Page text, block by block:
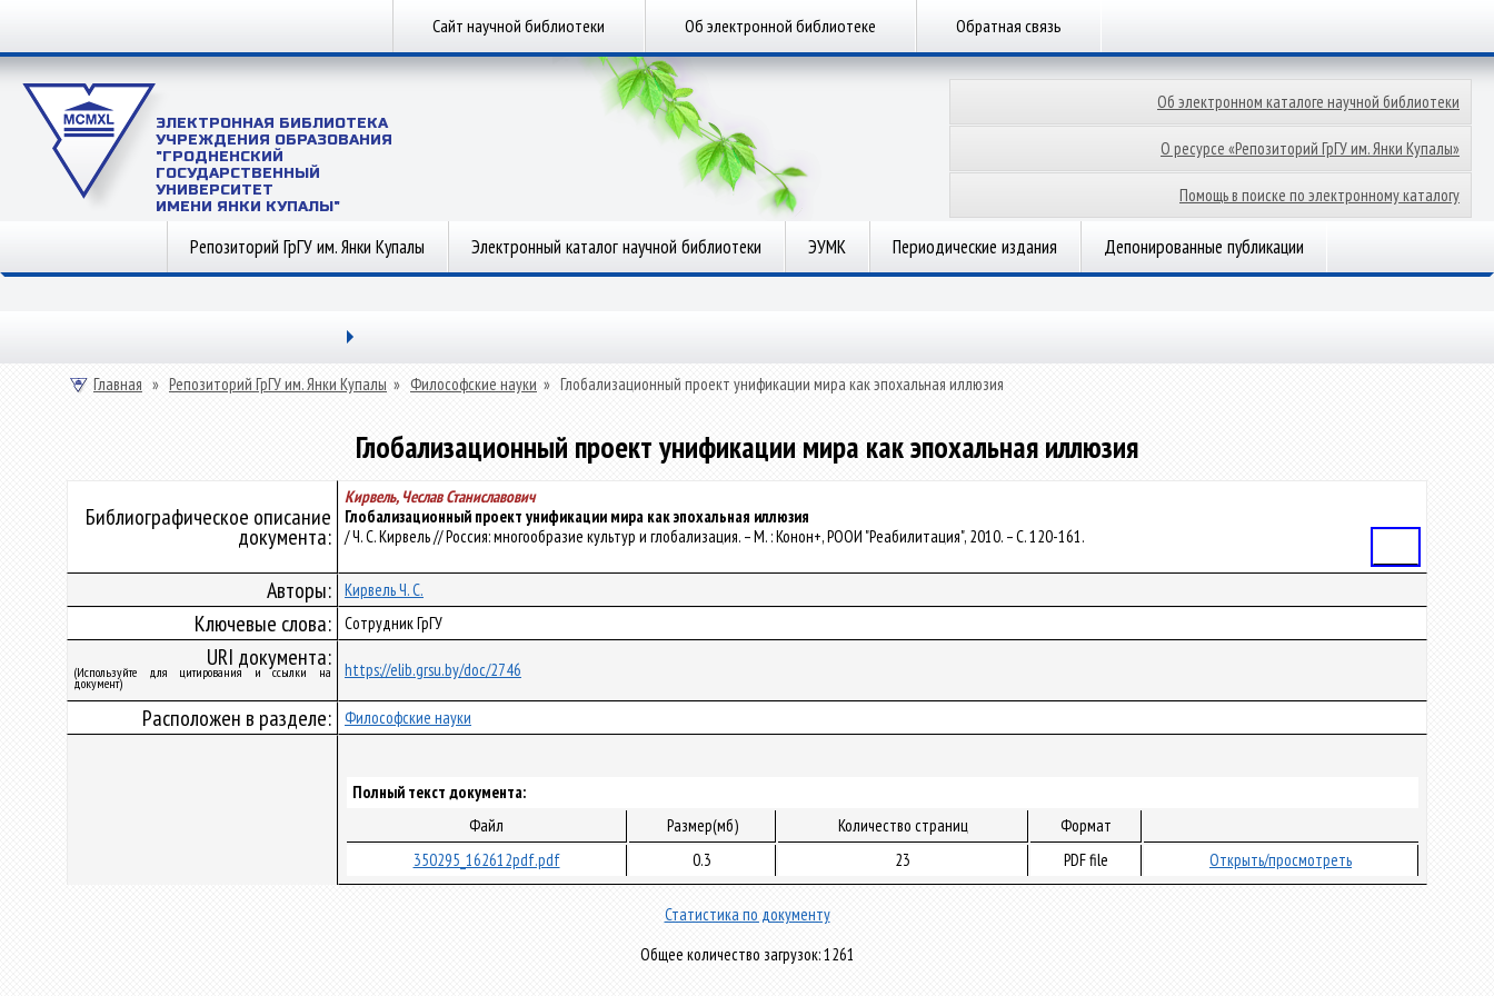
Сайт научной библиотеки Об электронной библиотеке Обратная связь
ЭЛЕКТРОННАЯ БИБЛИОТЕКА
УЧРЕЖДЕНИЯ ОБРАЗОВАНИЯ
"ГРОДНЕНСКИЙ
ГОСУДАРСТВЕННЫЙ
УНИВЕРСИТЕТ
ИМЕНИ ЯНКИ КУПАЛЫ"
Об электронном каталоге научной библиотеки
О ресурсе «Репозиторий ГрГУ им. Янки Купалы»
Помощь в поиске по электронному каталогу
Репозиторий ГрГУ им. Янки Купалы Электронный каталог научной библиотеки ЭУМК Периодические издания Депонированные публикации
Главная » Репозиторий ГрГУ им. Янки Купалы » Философские науки » Глобализационный проект унификации мира как эпохальная иллюзия
Глобализационный проект унификации мира как эпохальная иллюзия
Библиографическое описание
документа:
Кирвель, Чеслав Станиславович
Глобализационный проект унификации мира как эпохальная иллюзия
/ Ч. С. Кирвель // Россия: многообразие культур и глобализация. – М. : Конон+, РООИ "Реабилитация", 2010. – С. 120-161.
Авторы: Кирвель Ч. С.
Ключевые слова: Сотрудник ГрГУ
URI документа:
(Используйте для цитирования и ссылки на
документ)
https://elib.grsu.by/doc/2746
Расположен в разделе: Философские науки
Полный текст документа:
Файл
Размер(мб) Количество страниц
Формат
350295_162612pdf.pdf
0.3 23 PDF file Открыть/просмотреть
Статистика по документу
Общее количество загрузок: 1261